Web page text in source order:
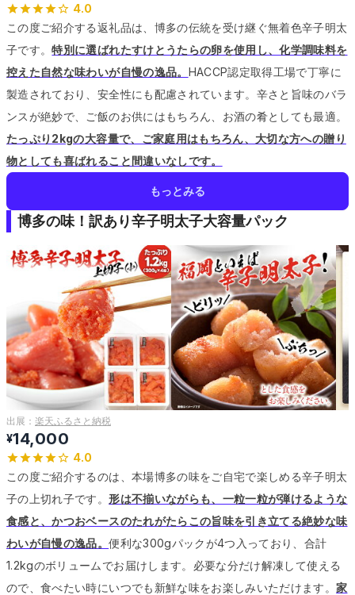
4.0
この度ご紹介する返礼品は、博多の伝統を受け継ぐ無着色辛子明太
子です。特別に選ばれたすけとうたらの卵を使用し、化学調味料を
控えた自然な味わいが自慢の逸品。 HACCP認定取得工場で丁寧に
製造されており、安全性にも配慮されています。 辛さと旨味のバラ
ンスが絶妙で、ご飯のお供にはもちろん、お酒の肴としても最適。
たっぷり2kgの大容量で、ご家庭用はもちろん、大切な方への贈り
物としても喜ばれること間違いなしです。
もっとみる
博多の味！訳あり辛子明太子大容量パック
出展： 楽天ふるさと納税
¥14,000
4.0
この度ご紹介するのは、本場博多の味をご自宅で楽しめる辛子明太
子の上切れ子です。形は不揃いながらも、一粒一粒が弾けるような
食感と、かつおベースのたれがたらこの旨味を引き立てる絶妙な味
わいが自慢の逸品。便利な300gパックが4つ入っており、合計
1.2kgのボリュームでお届けします。 必要な分だけ解凍して使える
ので、食べたい時にいつでも新鮮な味をお楽しみいただけます。家